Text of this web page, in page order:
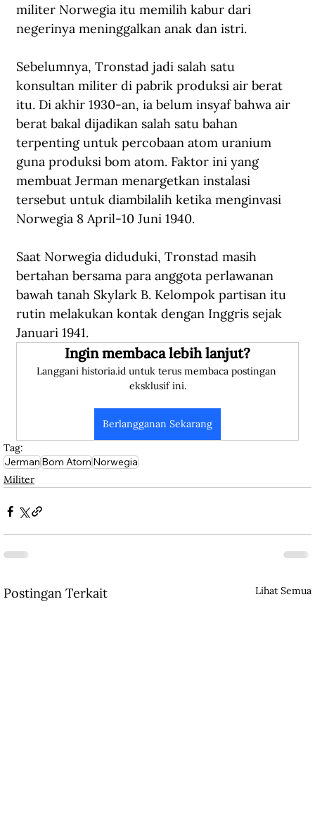
militer Norwegia itu memilih kabur dari
negerinya meninggalkan anak dan istri.
Sebelumnya, Tronstad jadi salah satu
konsultan militer di pabrik produksi air berat
itu. Di akhir 1930-an, ia belum insyaf bahwa air
berat bakal dijadikan salah satu bahan
terpenting untuk percobaan atom uranium
guna produksi bom atom. Faktor ini yang
membuat Jerman menargetkan instalasi
tersebut untuk diambilalih ketika menginvasi
Norwegia 8 April-10 Juni 1940.
Saat Norwegia diduduki, Tronstad masih
bertahan bersama para anggota perlawanan
bawah tanah Skylark B. Kelompok partisan itu
rutin melakukan kontak dengan Inggris sejak
Januari 1941.
Ingin membaca lebih lanjut?
Langgani historia.id untuk terus membaca postingan
eksklusif ini.
Berlangganan Sekarang
Tag:
JermanBom AtomNorwegia
Militer
Postingan Terkait Lihat Semua